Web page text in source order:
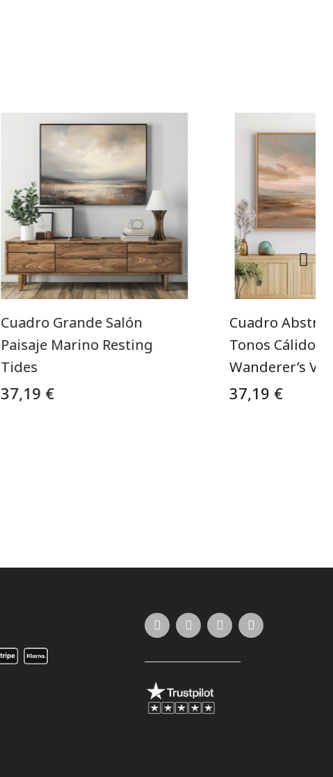
Cuadro Grande Salón
Paisaje Marino Resting
Tides
37,19 €
Cuadro
Tonos Cálidos
Wanderer’s
37,19 €